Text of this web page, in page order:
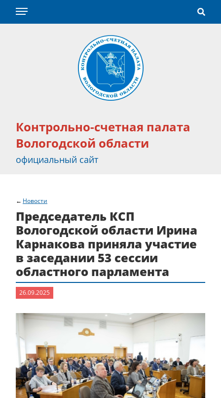
Контрольно-счетная палата
Вологодской области
официальный сайт
Новости
Председатель КСП
Вологодской области Ирина
Карнакова приняла участие
в заседании 53 сессии
областного парламента
26.09.2025